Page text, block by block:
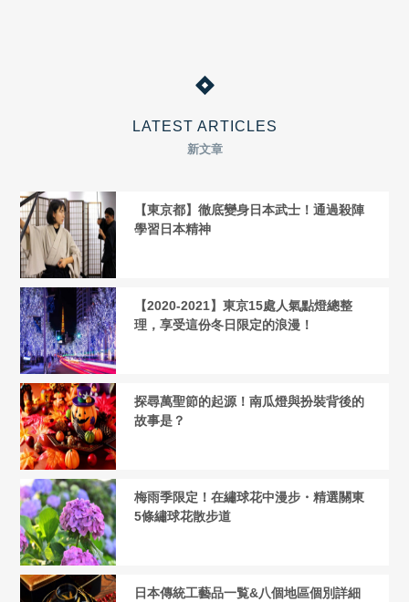
LATEST ARTICLES
新文章
【東京都】徹底變身日本武士！通過殺陣
學習日本精神
【2020-2021】東京15處人氣點燈總整
理，享受這份冬日限定的浪漫！
探尋萬聖節的起源！南瓜燈與扮裝背後的
故事是？
梅雨季限定！在繡球花中漫步・精選關東
5條繡球花散步道
日本傳統工藝品一覧&八個地區個別詳細